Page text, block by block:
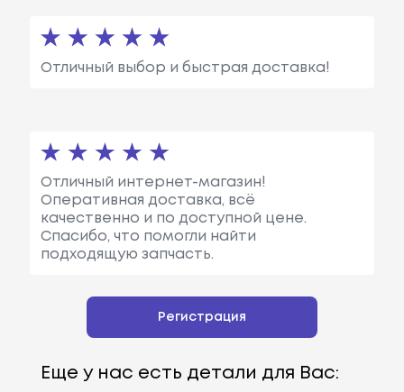
Отличный выбор и быстрая доставка!
Отличный интернет-магазин!
Оперативная доставка, всё
качественно и по доступной цене.
Спасибо, что помогли найти
подходящую запчасть.
Регистрация
Еще у нас есть детали для Вас: